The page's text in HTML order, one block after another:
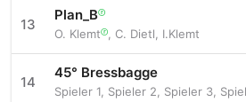
13
Plan_Bⓡ
O. Klemtⓡ C. Dietl I.Klemt
14
45° Bressbagge
Spieler 1 Spieler 2 Spieler 3